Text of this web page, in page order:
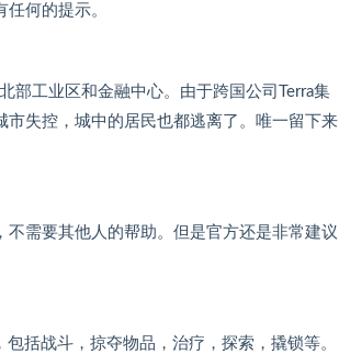
何的提示。
部工业区和金融中心。由于跨国公司Terra集
失控，城中的居民也都逃离了。唯一留下来
需要其他人的帮助。但是官方还是非常建议
括战斗，掠夺物品，治疗，探索，撬锁等。